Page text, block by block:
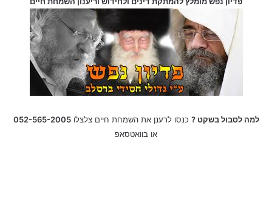
למה לסבול בשקט ? כנסו לרענן את השמחת חיים צלצלו052-565-2005
או בוואטסאפ